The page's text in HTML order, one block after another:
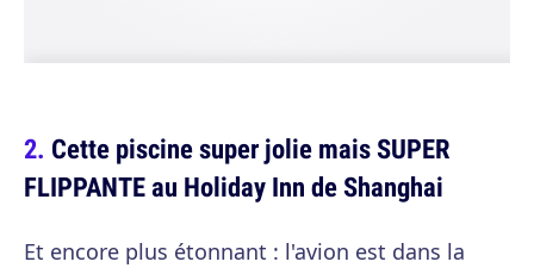
Cette piscine super jolie mais SUPER
FLIPPANTE au Holiday Inn de Shanghai
Et encore plus étonnant : l'avion est dans la